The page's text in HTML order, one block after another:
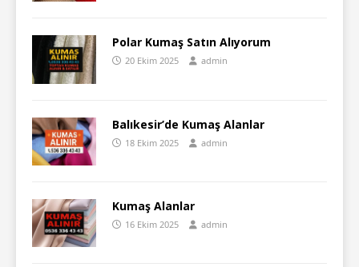
Polar Kumaş Satın Alıyorum
20 Ekim 2025 admin
Balıkesir’de Kumaş Alanlar
18 Ekim 2025 admin
Kumaş Alanlar
16 Ekim 2025 admin